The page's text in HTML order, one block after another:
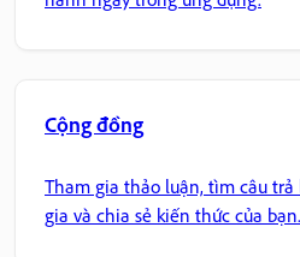
Cộng đồng
Tham gia thảo luận, tìm câu
gia và chia sẻ kiến thức của bạn.